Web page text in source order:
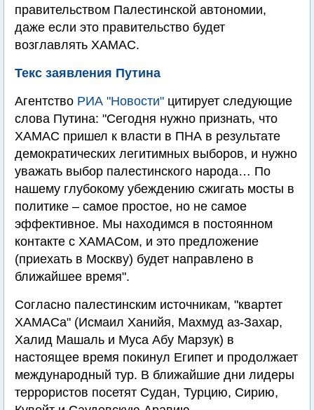
правительством Палестинской автономии,
даже если это правительство будет
возглавлять ХАМАС.
Текс заявления Путина
Агентство РИА "Новости" цитирует следующие
слова Путина: "Сегодня нужно признать, что
ХАМАС пришел к власти в ПНА в результате
демократических легитимных выборов, и нужно
уважать выбор палестинского народа… По
нашему глубокому убеждению сжигать мосты в
политике – самое простое, но не самое
эффективное. Мы находимся в постоянном
контакте с ХАМАСом, и это предложение
(приехать в Москву) будет направлено в
ближайшее время".
Согласно палестинским источникам, "квартет
ХАМАСа" (Исмаил Ханийя, Махмуд аз-Захар,
Халид Машаль и Муса Абу Марзук) в
настоящее время покинул Египет и продолжает
международный тур. В ближайшие дни лидеры
террористов посетят Судан, Турцию, Сирию,